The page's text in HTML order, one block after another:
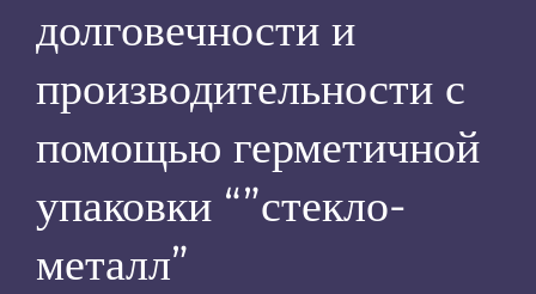
долговечности и
производительности с
помощью герметичной
упаковки “”стекло-
металл”